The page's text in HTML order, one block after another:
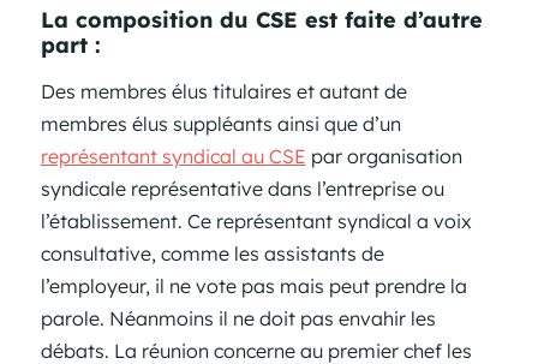
La composition du CSE est faite d’autre
part :
Des membres élus titulaires et autant de
membres élus suppléants ainsi que d’un
représentant syndical au CSE par organisation
syndicale représentative dans l’entreprise ou
l’établissement. Ce représentant syndical a voix
consultative, comme les assistants de
l’employeur, il ne vote pas mais peut prendre la
parole. Néanmoins il ne doit pas envahir les
débats. La réunion concerne au premier chef les